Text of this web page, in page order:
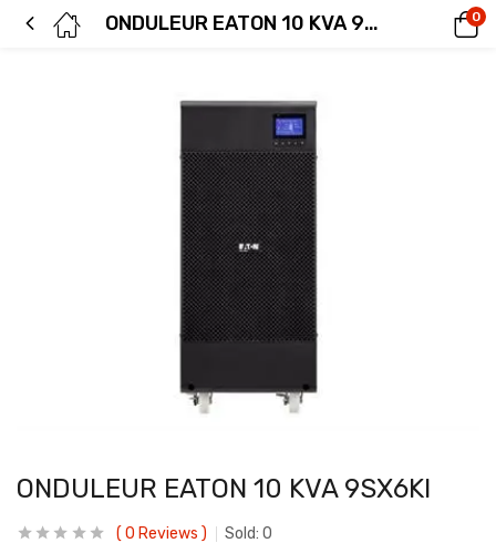
ONDULEUR EATON 10 KVA 9SX6KI 0
ONDULEUR EATON 10 KVA 9SX6KI
0 Reviews Sold: 0